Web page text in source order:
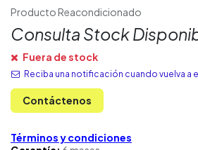
Producto Reacondicionado
Consulta Stock
Fuera de stock
Reciba una notificación cuando vuelva a
Contáctenos
Términos y condiciones